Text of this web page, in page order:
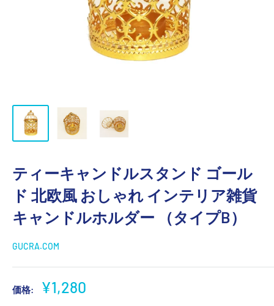
ティーキャンドルスタンド ゴール
ド 北欧風 おしゃれ インテリア雑貨
キャンドルホルダー （タイプB）
GUCRA.COM
価格:
販
¥1,280